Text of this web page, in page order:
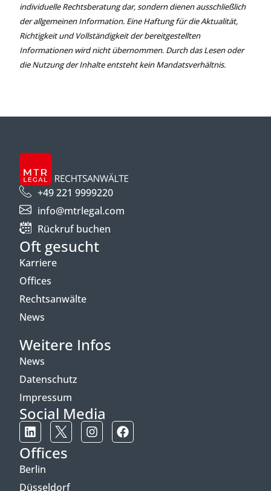
individuelle Rechtsberatung dar, sondern dienen ausschließlich
der allgemeinen Information. Eine Haftung für die Aktualität,
Richtigkeit und Vollständigkeit der bereitgestellten
Informationen wird nicht übernommen. Durch das Lesen oder
die Nutzung der Inhalte entsteht kein Mandatsverhältnis.
+49 221 9999220
info@mtrlegal.com
Rückruf buchen
Oft gesucht
Karriere
Offices
Rechtsanwälte
News
Weitere Infos
News
Datenschutz
Impressum
Social Media
Offices
Berlin
Düsseldorf